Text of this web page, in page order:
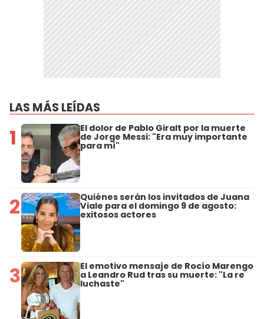
LAS MÁS LEÍDAS
1 El dolor de Pablo Giralt por la muerte
de Jorge Messi: "Era muy importante
para mí"
2 Quiénes serán los invitados de Juana
Viale para el domingo 9 de agosto:
exitosos actores
3 El emotivo mensaje de Rocío Marengo
a Leandro Rud tras su muerte: "La re
luchaste"